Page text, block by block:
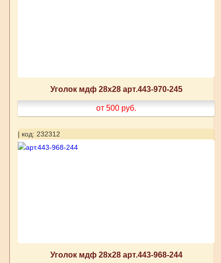
Уголок мдф 28х28 арт.443-970-245
от 500 руб.
| код: 232312
Уголок мдф 28х28 арт.443-968-244